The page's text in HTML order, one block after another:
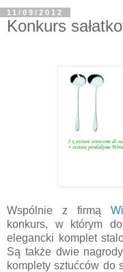
11/09/2012
Konkurs
Wspólnie z firmą
konkurs, w którym
elegancki komplet
Są także dwie
komplety sztućców do